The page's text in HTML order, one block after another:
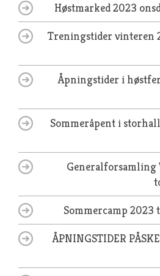
Høstmarked 2023
Treningstider vinteren
Åpningstider i
Sommeråpent i
Generalforsamling
Sommercamp 2023
ÅPNINGSTIDER